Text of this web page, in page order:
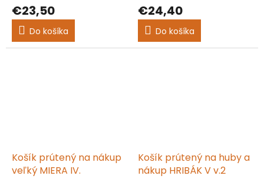
produktu
5,0
z
€23,50
Do košíka
produktu
5,0
z
€24,40
Do košíka
Košík prútený na nákup
veľký MIERA IV.
Košík prútený na huby a
nákup HRIBÁK V v.2